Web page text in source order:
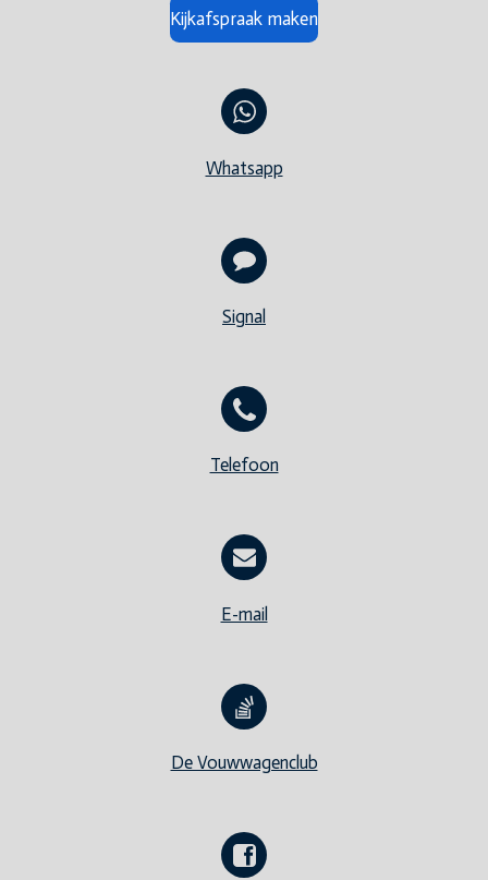
Kijkafspraak maken
Whatsapp
Signal
Telefoon
E-mail
De Vouwwagenclub